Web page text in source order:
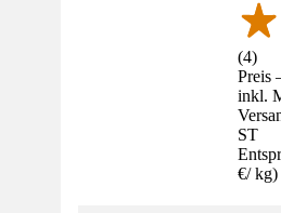
(4)
Preis
inkl.
ST
€/ kg)